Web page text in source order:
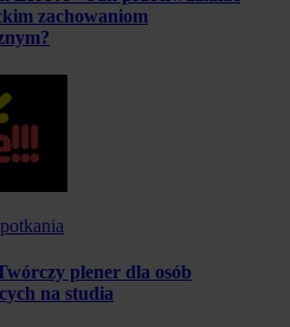
zachowaniom
plener dla osób
na studia